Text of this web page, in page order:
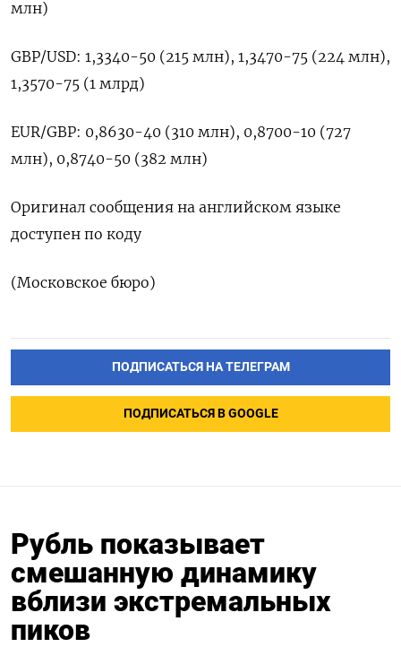
млн)
GBP/USD: ​1,3340-50 (215 млн), ⁠1,3470-75 (224 млн),
1,3570-75 (1 млрд)
EUR/GBP: 0,8630-40 (310 ‌млн), 0,8700-10 (727
млн), ‌0,8740-50 (382 млн)
Оригинал сообщения на ​английском языке
доступен по ‌коду
(Московское бюро)
ПОДПИСАТЬСЯ НА ТЕЛЕГРАМ
ПОДПИСАТЬСЯ В GOOGLE
Рубль показывает
смешанную динамику
вблизи экстремальных
пиков